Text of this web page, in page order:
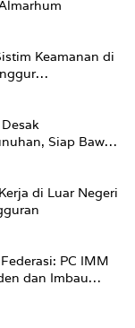
Keamanan di
Siap Bawa
di Luar Negeri
PC IMM
dan Imbau
Putih Di